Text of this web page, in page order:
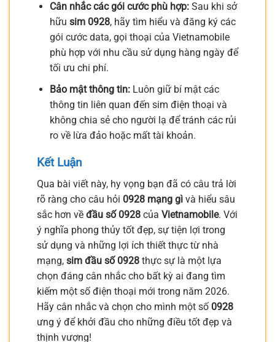
Cân nhắc các gói cước phù hợp:Sau khi sở
hữu sim 0928, hãy tìm hiểu và đăng ký các
gói cước data, gọi thoại của Vietnamobile
phù hợp với nhu cầu sử dụng hàng ngày để
tối ưu chi phí.
Bảo mật thông tin:Luôn giữ bí mật các
thông tin liên quan đến sim điện thoại và
không chia sẻ cho người lạ để tránh các rủi
ro về lừa đảo hoặc mất tài khoản.
Kết Luận
Qua bài viết này, hy vọng bạn đã có câu trả lời
rõ ràng cho câu hỏi 0928 mạng gì và hiểu sâu
sắc hơn về đầu số 0928 của Vietnamobile. Với
ý nghĩa phong thủy tốt đẹp, sự tiện lợi trong
sử dụng và những lợi ích thiết thực từ nhà
mạng, sim đầu số 0928 thực sự là một lựa
chọn đáng cân nhắc cho bất kỳ ai đang tìm
kiếm một số điện thoại mới trong năm 2026.
Hãy cân nhắc và chọn cho mình một số 0928
ưng ý để khởi đầu cho những điều tốt đẹp và
thịnh vượng!